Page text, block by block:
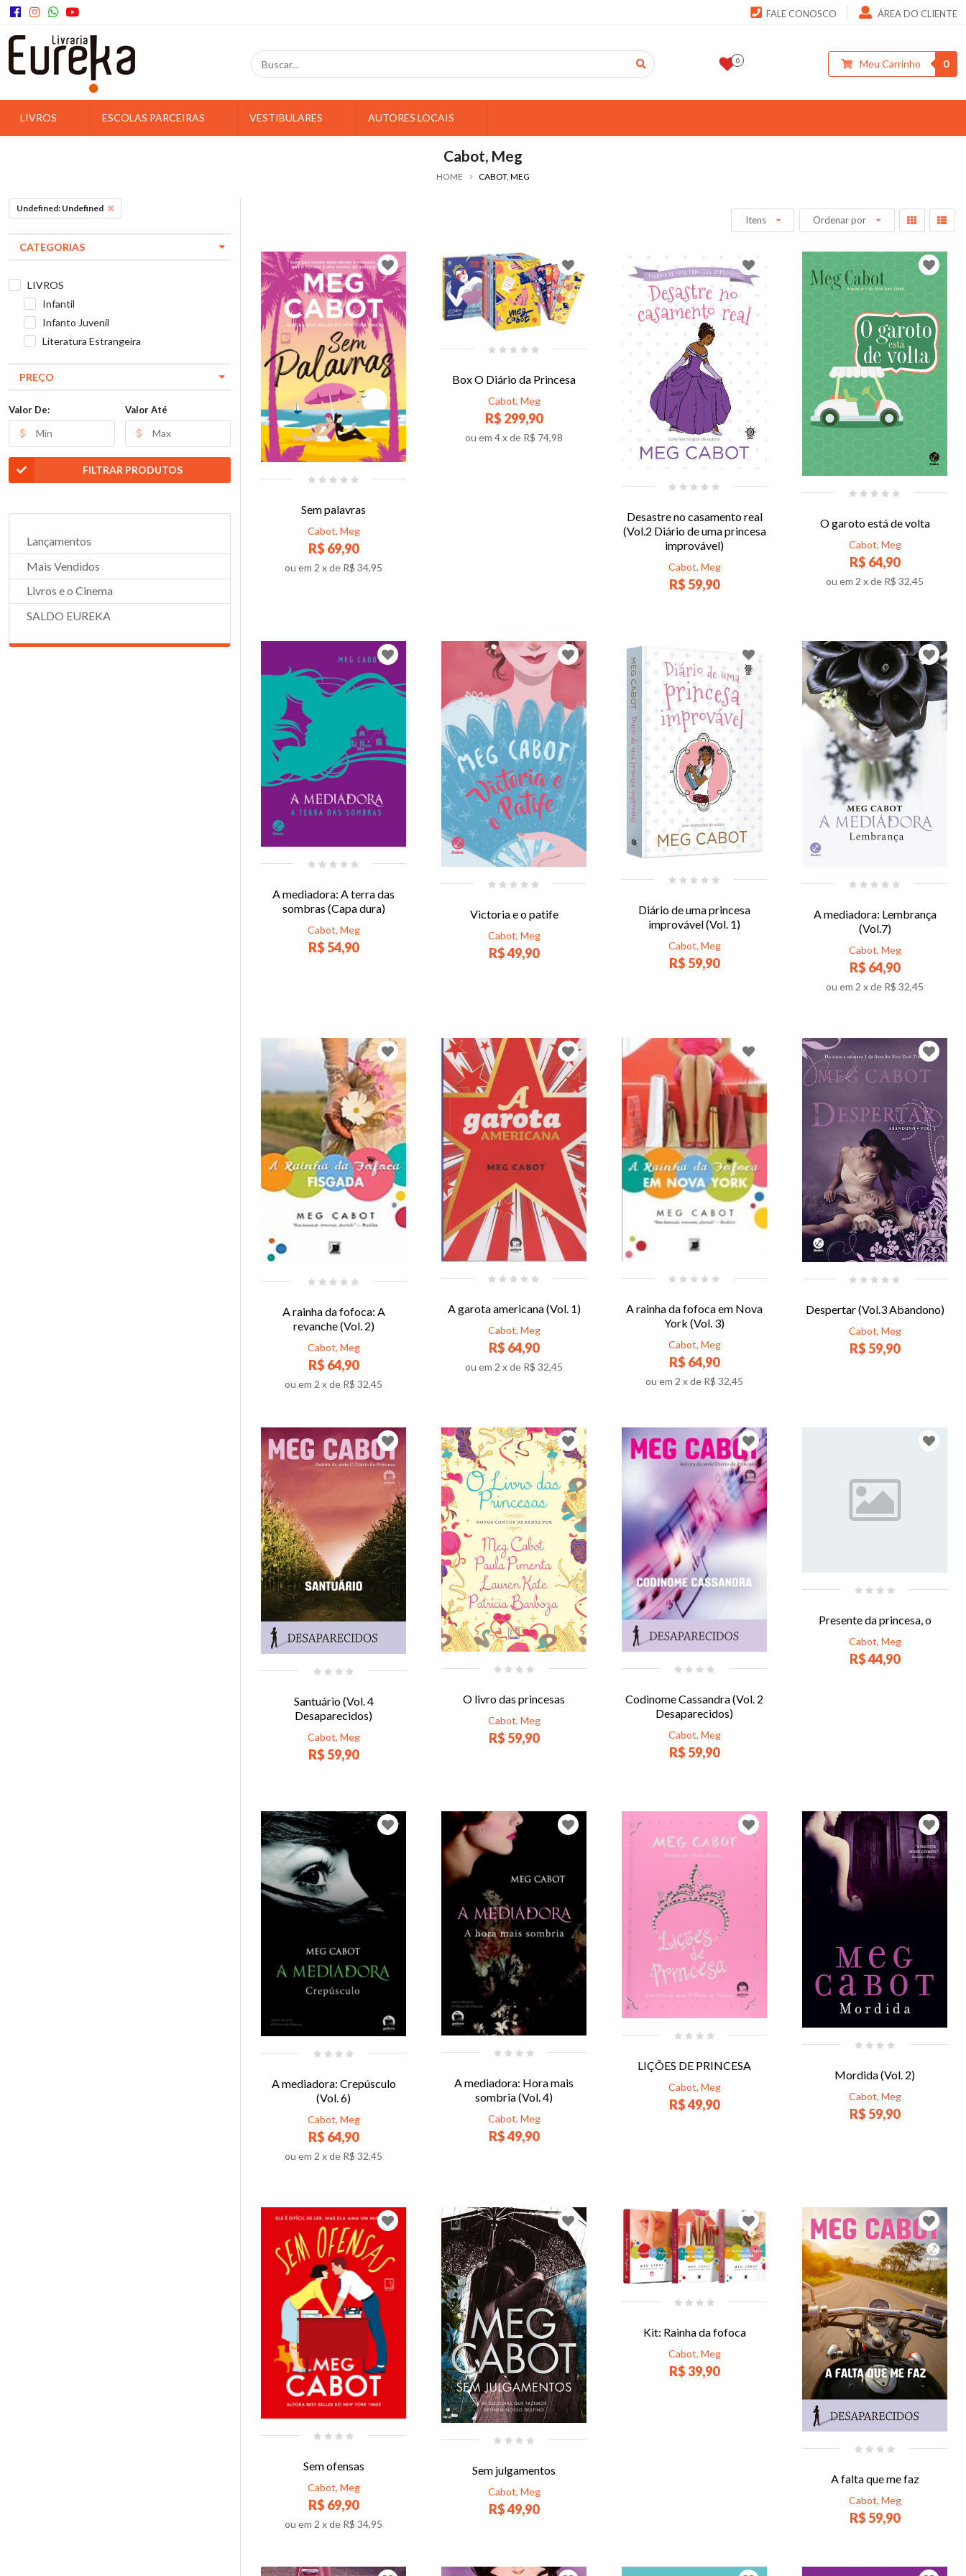
FALE CONOSCO ÁREA DO CLIENTE
0 Meu Carrinho 0
LIVROS ESCOLAS PARCEIRAS VESTIBULARES AUTORES LOCAIS
Cabot, Meg
HOME CABOT, MEG
Undefined: Undefined
CATEGORIAS
LIVROS
Infantil
Infanto Juvenil
Literatura Estrangeira
PREÇO
Valor De: Valor Até
FILTRAR PRODUTOS
Lançamentos
Mais Vendidos
Livros e o Cinema
SALDO EUREKA
Itens Ordenar por
Sem palavras
Cabot, Meg
R$ 69,90
ou em 2 x de R$ 34,95
Box O Diário da Princesa
Cabot, Meg
R$ 299,90
ou em 4x de R$ 74,98
Desastre no casamento real
(Vol.2 Diário de uma princesa
improvável)
Cabot, Meg
R$ 59,90
O garoto está de volta
Cabot, Meg
R$ 64,90
ou em 2 x de R$ 32,45
A mediadora: A terra das
sombras (Capa dura)
Cabot, Meg
R$ 54,90
Victoria e o patife
Cabot, Meg
R$ 49,90
Diário de uma princesa
improvável (Vol. 1)
Cabot, Meg
R$ 59,90
A mediadora: Lembrança
(Vol.7)
Cabot, Meg
R$ 64,90
ou em 2 x de R$ 32,45
A rainha da fofoca: A
revanche (Vol. 2)
Cabot, Meg
R$ 64,90
ou em 2 x de R$ 32,45
A garota americana (Vol. 1)
Cabot, Meg
R$ 64,90
ou em 2 x de R$ 32,45
A rainha da fofoca em Nova
York (Vol. 3)
Cabot, Meg
R$ 64,90
ou em 2 x de R$ 32,45
Despertar (Vol.3 Abandono)
Cabot, Meg
R$ 59,90
Santuário (Vol. 4
Desaparecidos)
Cabot, Meg
R$ 59,90
O livro das princesas
Cabot, Meg
R$ 59,90
Codinome Cassandra (Vol. 2
Desaparecidos)
Cabot, Meg
R$ 59,90
Presente da princesa, o
Cabot, Meg
R$ 44,90
A mediadora: Crepúsculo
(Vol. 6)
Cabot, Meg
R$ 64,90
ou em 2 x de R$ 32,45
A mediadora: Hora mais
sombria (Vol. 4)
Cabot, Meg
R$ 49,90
LIÇÕES DE PRINCESA
Cabot, Meg
R$ 49,90
Mordida (Vol. 2)
Cabot, Meg
R$ 59,90
Sem ofensas
Cabot, Meg
R$ 69,90
ou em 2 x de R$ 34,95
Sem julgamentos
Cabot, Meg
R$ 49,90
Kit: Rainha da fofoca
Cabot, Meg
R$ 39,90
A falta que me faz
Cabot, Meg
R$ 59,90